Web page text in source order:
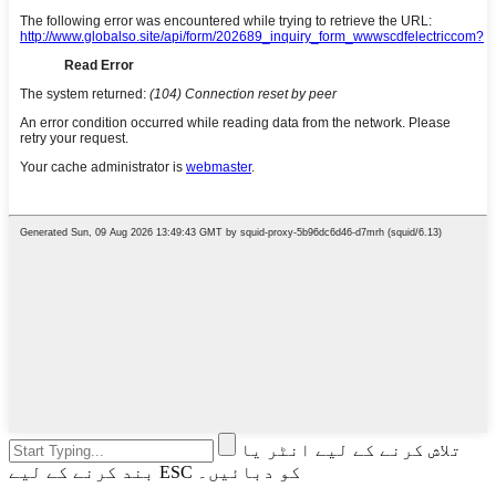
تلاش کرنے کے لیے انٹر یا
بند کرنے کے لیے ESC کو دبائیں۔